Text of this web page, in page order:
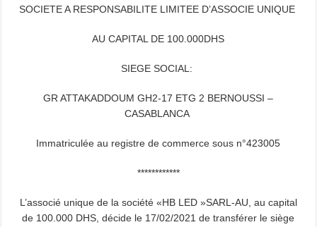
SOCIETE A RESPONSABILITE LIMITEE D’ASSOCIE UNIQUE
AU CAPITAL DE 100.000DHS
SIEGE SOCIAL:
GR ATTAKADDOUM GH2-17 ETG 2 BERNOUSSI –
CASABLANCA
Immatriculée au registre de commerce sous n°423005
************
L’associé unique de la société «HB LED »SARL-AU, au capital
de 100.000 DHS, décide le 17/02/2021 de transférer le siège